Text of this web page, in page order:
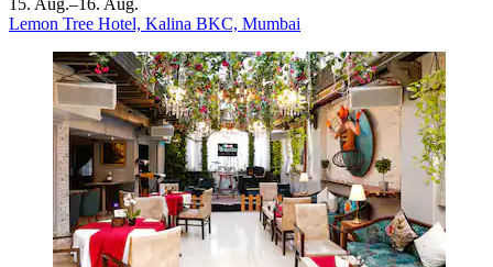
15. Aug.–16. Aug.
Lemon Tree Hotel, Kalina BKC, Mumbai